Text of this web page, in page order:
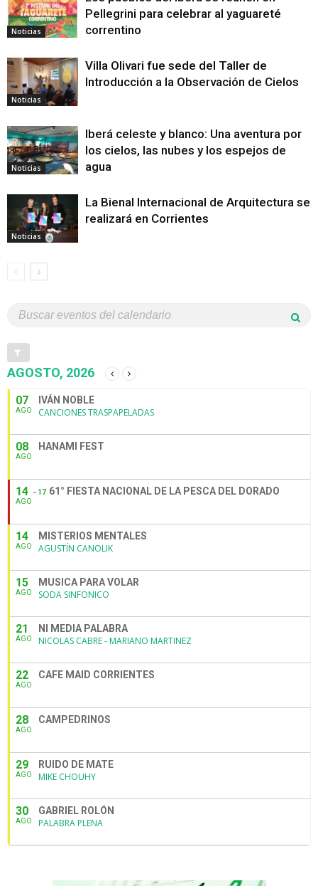
Noticias
Pellegrini para celebrar al yaguareté
correntino
Noticias
Villa Olivari fue sede del Taller de
Introducción a la Observación de Cielos
Noticias
Iberá celeste y blanco: Una aventura por
los cielos, las nubes y los espejos de
agua
Noticias
La Bienal Internacional de Arquitectura se
realizará en Corrientes
AGOSTO, 2026
07
AGO
IVÁN NOBLE
CANCIONES TRASPAPELADAS
08
AGO
HANAMI FEST
14
AGO
17 61° FIESTA NACIONAL DE LA PESCA DEL DORADO
14
AGO
MISTERIOS MENTALES
AGUSTÍN CANOLIK
15
AGO
MUSICA PARA VOLAR
SODA SINFONICO
21
AGO
NI MEDIA PALABRA
NICOLAS CABRE - MARIANO MARTINEZ
22
AGO
CAFE MAID CORRIENTES
28
AGO
CAMPEDRINOS
29
AGO
RUIDO DE MATE
MIKE CHOUHY
30
AGO
GABRIEL ROLÓN
PALABRA PLENA